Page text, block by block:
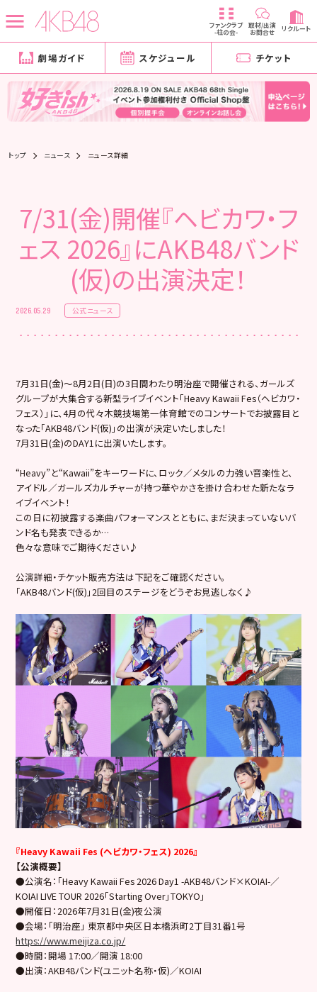
ファンクラブ
-柱の会-
取材/出演
お問合せ リクルート
劇場ガイド スケジュール チケット
トップ ニュース ニュース詳細
7/31(金)開催『ヘビカワ・フ
ェス 2026』にAKB48バンド
(仮)の出演決定！
2026.05.29 公式ニュース
7月31日(金)〜8月2日(日)の3日間わたり明治座で開催される、ガールズ
グループが大集合する新型ライブイベント「Heavy Kawaii Fes（ヘビカワ・
フェス）」に、4月の代々木競技場第一体育館でのコンサートでお披露目と
なった「AKB48バンド(仮)」の出演が決定いたしました！
7月31日(金)のDAY1に出演いたします。
“Heavy”と“Kawaii”をキーワードに、ロック／メタルの力強い音楽性と、
アイドル／ガールズカルチャーが持つ華やかさを掛け合わせた新たなラ
イブイベント！
この日に初披露する楽曲パフォーマンスとともに、まだ決まっていないバ
ンド名も発表できるか…
色々な意味でご期待ください♪
公演詳細・チケット販売方法は下記をご確認ください。
「AKB48バンド(仮)」2回目のステージをどうぞお見逃しなく♪
『Heavy Kawaii Fes (ヘビカワ・フェス) 2026』
【公演概要】
●公演名：「Heavy Kawaii Fes 2026 Day1 -AKB48バンド×KOIAI-／
KOIAI LIVE TOUR 2026「Starting Over」TOKYO」
●開催日：2026年7月31日(金)夜公演
●会場：「明治座」 東京都中央区日本橋浜町2丁目31番1号
https://www.meijiza.co.jp/
●時間：開場 17:00／開演 18:00
●出演：AKB48バンド(ユニット名称・仮)／KOIAI